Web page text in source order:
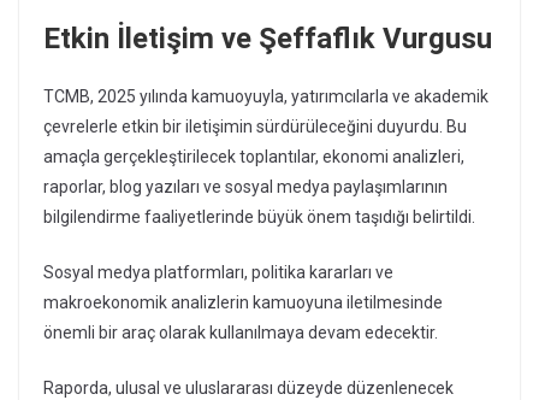
Etkin İletişim ve Şeffaflık Vurgusu
TCMB, 2025 yılında kamuoyuyla, yatırımcılarla ve akademik
çevrelerle etkin bir iletişimin sürdürüleceğini duyurdu. Bu
amaçla gerçekleştirilecek toplantılar, ekonomi analizleri,
raporlar, blog yazıları ve sosyal medya paylaşımlarının
bilgilendirme faaliyetlerinde büyük önem taşıdığı belirtildi.
Sosyal medya platformları, politika kararları ve
makroekonomik analizlerin kamuoyuna iletilmesinde
önemli bir araç olarak kullanılmaya devam edecektir.
Raporda, ulusal ve uluslararası düzeyde düzenlenecek